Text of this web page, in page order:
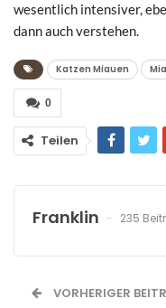
wesentlich intensiver,
dann auch verstehen.
Katzen Miauen
0
Teilen
Franklin 235
VORHERIGER